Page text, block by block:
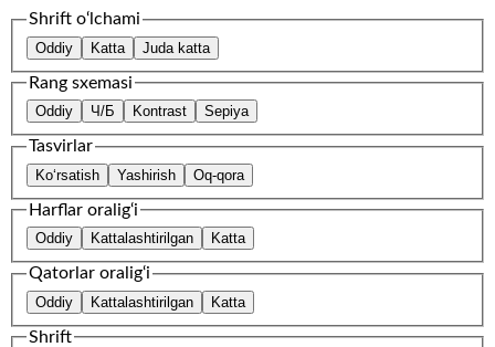
Shrift o‘lchami
Oddiy Katta Juda katta
Rang sxemasi
Oddiy Ч/Б Kontrast Sepiya
Tasvirlar
Ko‘rsatish Yashirish Oq-qora
Harflar oralig‘i
Oddiy Kattalashtirilgan Katta
Qatorlar oralig‘i
Oddiy Kattalashtirilgan Katta
Shrift